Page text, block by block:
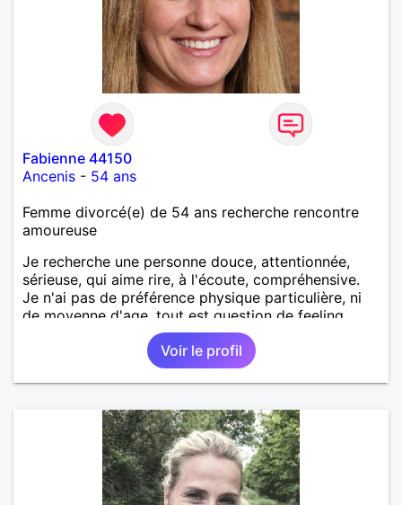
Fabienne 44150
Ancenis - 54 ans
Femme divorcé(e) de 54 ans recherche rencontre
amoureuse
Je recherche une personne douce, attentionnée,
sérieuse, qui aime rire, à l'écoute, compréhensive.
Je n'ai pas de préférence physique particulière, ni
de moyenne d'age, tout est question de feeling.
Voir le profil